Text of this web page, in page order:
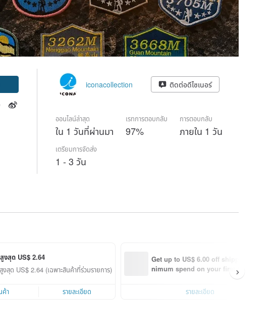
iconacollection ติดต่อดีไซเนอร์
ออนไลน์ล่าสุด
ใน 1 วันที่ผ่านมา
เรทการตอบกลับ
97%
การตอบกลับ
ภายใน 1 วัน
เตรียมการจัดส่ง
1 - 3 วัน
งสุด US$ 2.64
งสุด US$ 2.64 (เฉพาะสินค้าที่ร่วมรายการ)
ค้า รายละเอียด
Get up to US$ 6.00 off shipping with mi
nimum spend on your first Pinkoi app
รายละเอียด